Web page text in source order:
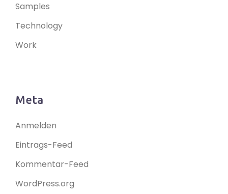
Samples
Technology
Work
Meta
Anmelden
Eintrags-Feed
Kommentar-Feed
WordPress.org